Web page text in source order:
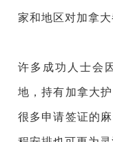
家和地区对加拿大
许多成功人士会
地，持有加拿大
很多申请签证的